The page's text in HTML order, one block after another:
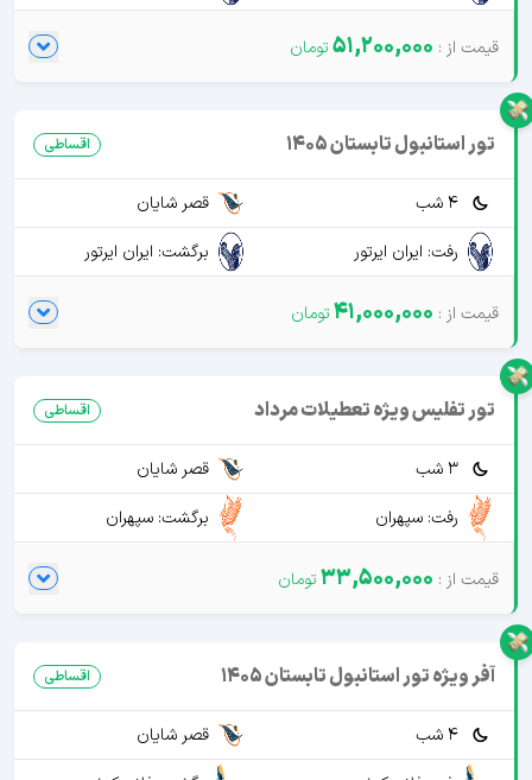
51,200,000
تور استانبول تابستان 1405 اقساطی
4 شب
قصر شایان
رفت: ایران ایرتور
برگشت: ایران ایرتور
41,000,000
تور تفلیس ویژه تعطیلات مرداد اقساطی
3 شب
قصر شایان
رفت: سپهران
برگشت: سپهران
33,500,000
آفر ویژه تور استانبول تابستان 1405 اقساطی
4 شب
قصر شایان